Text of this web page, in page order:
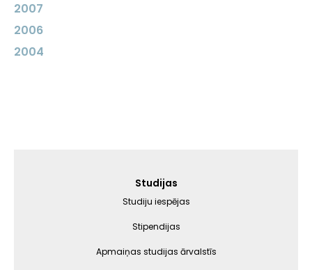
2007
2006
2004
Studijas
Studiju iespējas
Stipendijas
Apmaiņas studijas ārvalstīs